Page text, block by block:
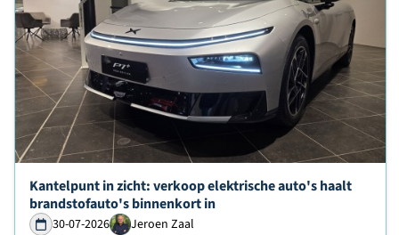
Lees verder over
Kantelpunt in zicht: verkoop elektrische auto's haalt
brandstofauto's binnenkort in
30-07-2026 Jeroen Zaal